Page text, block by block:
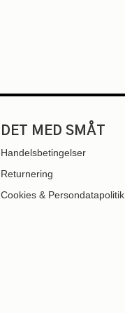
DET MED SMÅT
Handelsbetingelser
Returnering
Cookies & Persondatapolitik